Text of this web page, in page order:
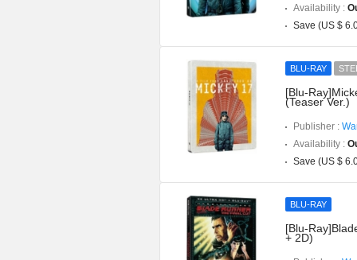
Availability :
Save (US $
BLU-RAY
[Blu-
(Teaser Ver.)
Publisher :
Availability :
Save (US $
BLU-RAY
[Blu-
+ 2D)